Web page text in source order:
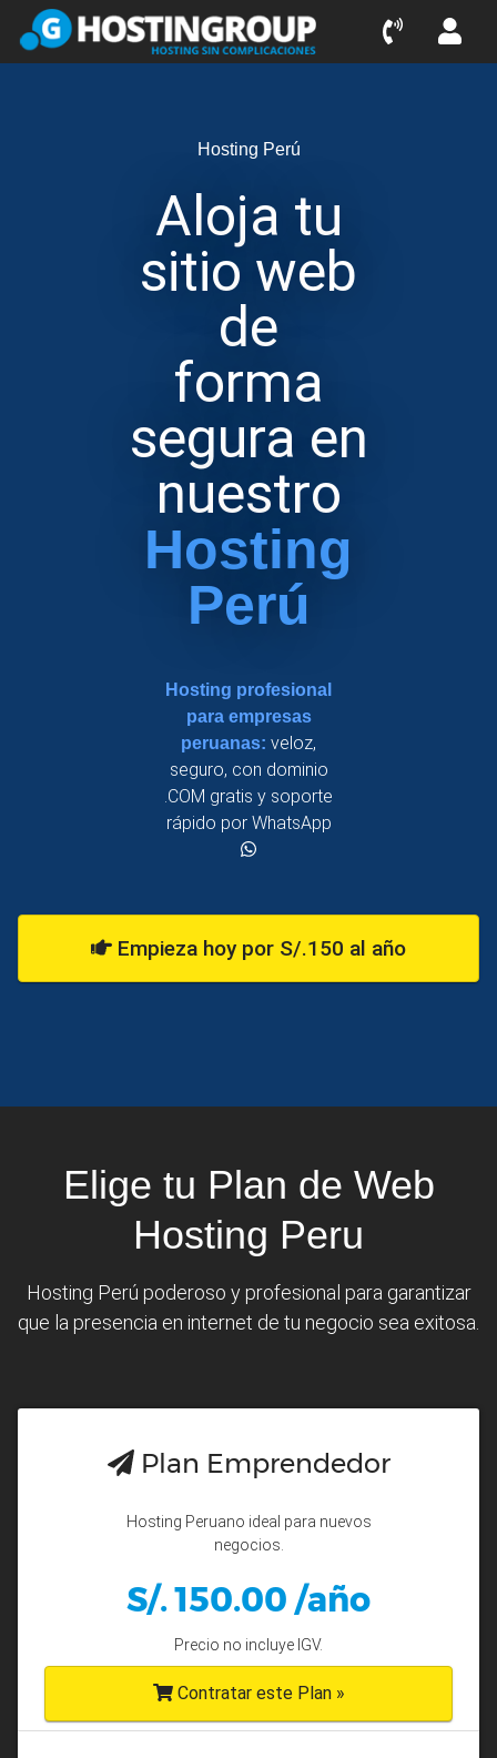
Saltar
al
Hosting Perú
Aloja tu
sitio web
de
forma
segura en
nuestro
Hosting
Perú
Hosting profesional
para empresas
peruanas: veloz,
seguro, con dominio
.COM gratis y soporte
rápido por WhatsApp
Empieza hoy por S/.150 al año
Elige tu Plan de Web
Hosting Peru
Hosting Perú poderoso y profesional para garantizar
que la presencia en internet de tu negocio sea exitosa.
Plan Emprendedor
Hosting Peruano ideal para nuevos
negocios.
S/. 150.00 /año
Precio no incluye IGV.
Contratar este Plan »